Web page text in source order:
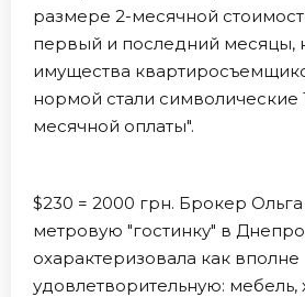
размере 2-месячной
первый и последний месяцы,
имущества
нормой стали символические
месячной оплаты".
$230 = 2000 грн. Брокер
метровую "гостинку" в
охарактеризовала как вполне
удовлетворительную: мебель,